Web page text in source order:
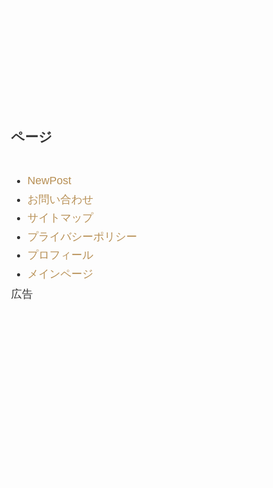
ページ
NewPost
お問い合わせ
サイトマップ
プライバシーポリシー
プロフィール
メインページ
広告